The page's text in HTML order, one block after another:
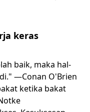
keras
baik, maka hal-
—Conan O'Brien
ketika bakat